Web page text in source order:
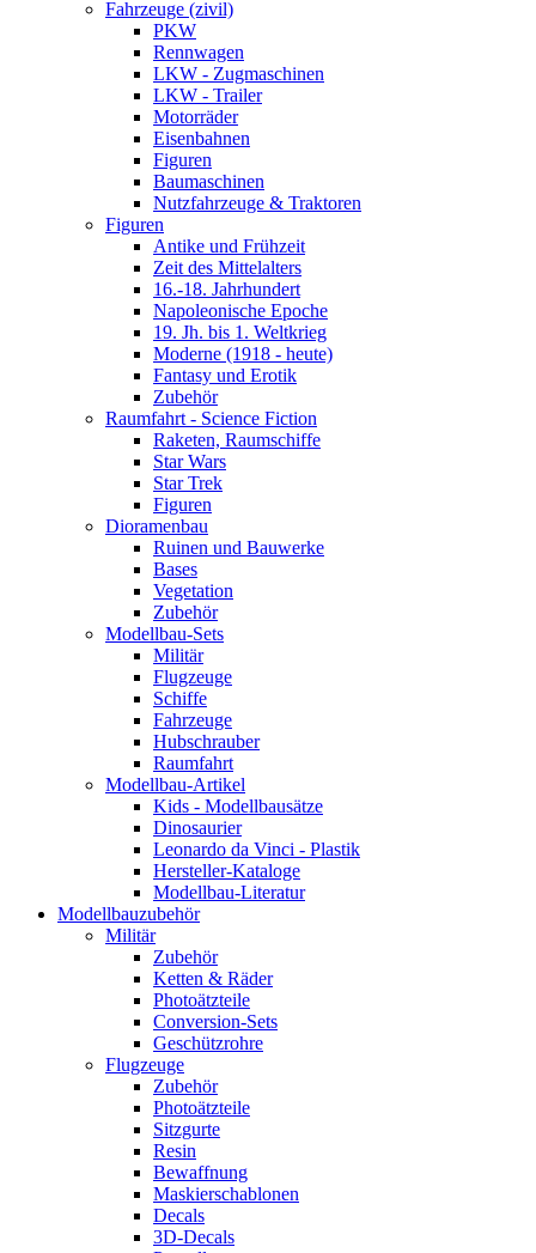
Fahrzeuge (zivil)
PKW
Rennwagen
LKW - Zugmaschinen
LKW - Trailer
Motorräder
Eisenbahnen
Figuren
Baumaschinen
Nutzfahrzeuge & Traktoren
Figuren
Antike und Frühzeit
Zeit des Mittelalters
16.-18. Jahrhundert
Napoleonische Epoche
19. Jh. bis 1. Weltkrieg
Moderne (1918 - heute)
Fantasy und Erotik
Zubehör
Raumfahrt - Science Fiction
Raketen, Raumschiffe
Star Wars
Star Trek
Figuren
Dioramenbau
Ruinen und Bauwerke
Bases
Vegetation
Zubehör
Modellbau-Sets
Militär
Flugzeuge
Schiffe
Fahrzeuge
Hubschrauber
Raumfahrt
Modellbau-Artikel
Kids - Modellbausätze
Dinosaurier
Leonardo da Vinci - Plastik
Hersteller-Kataloge
Modellbau-Literatur
Modellbauzubehör
Militär
Zubehör
Ketten & Räder
Photoätzteile
Conversion-Sets
Geschützrohre
Flugzeuge
Zubehör
Photoätzteile
Sitzgurte
Resin
Bewaffnung
Maskierschablonen
Decals
3D-Decals